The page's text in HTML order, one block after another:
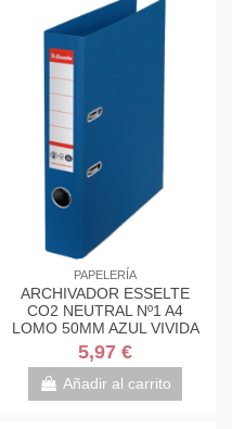
PAPELERÍA
ARCHIVADOR ESSELTE
CO2 NEUTRAL Nº1 A4
LOMO 50MM AZUL VIVIDA
627572
5,97 €
Añadir al carrito